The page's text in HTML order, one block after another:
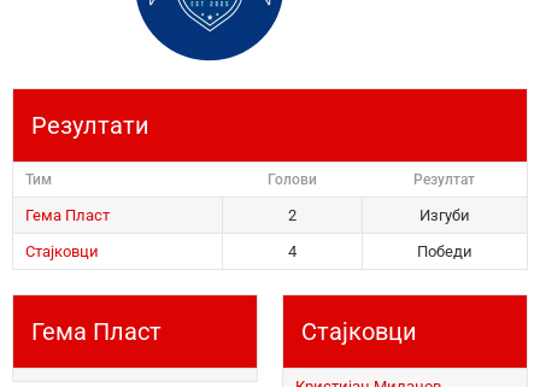
Резултати
Тим Голови Резултат
Гема Пласт 2
Изгуби
Стајковци
4 Победи
Гема Пласт Стајковци